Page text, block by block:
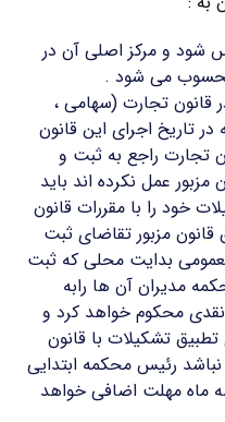
شود و مرکز اصلی آن در
محسوب می شود .
قانون تجارت (سهامی ،
تاریخ اجرای این قانون
تجارت راجع به ثبت و
عمل نکرده اند باید
ماه ۱۳۱۰ تشکیلات خود را با مقررات قانون
مزبور تقاضای ثبت
بدایت محلی که ثبت
مدیران آن ها رابه
محکوم خواهد کرد و
تشکیلات با قانون
رئیس محکمه ابتدایی
ماه مهلت اضافی خواهد